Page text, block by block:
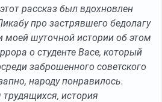
рассказ был вдохновлен
про застрявшего бедолагу
моей шуточной истории об этом
о студенте Васе, который
заброшенного советского
народу понравилось.
история